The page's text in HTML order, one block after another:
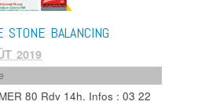
STONE BALANCING
2019
80 Rdv 14h. Infos : 03 22